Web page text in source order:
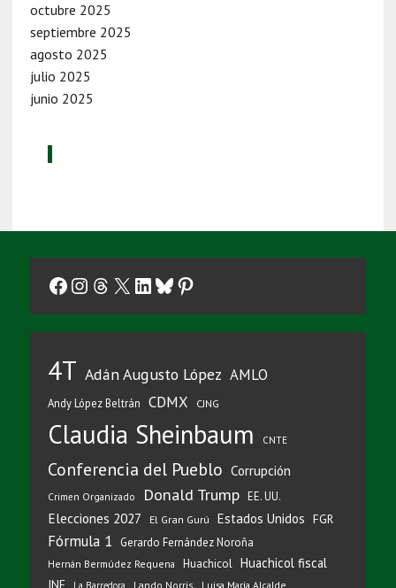
octubre 2025
septiembre 2025
agosto 2025
julio 2025
junio 2025
Facebook
Instagram
Threads
X LinkedIn
Bluesky
Pinterest
4T Adán Augusto López AMLO
Andy López Beltrán CDMX CJNG
Claudia Sheinbaum CNTE
Conferencia del Pueblo Corrupción
Crimen Organizado Donald Trump EE. UU.
Elecciones 2027 El Gran Gurú Estados Unidos FGR
Fórmula 1 Gerardo Fernández Noroña
Hernán Bermúdez Requena Huachicol Huachicol fiscal
INE Lando Norris Luisa María Alcalde